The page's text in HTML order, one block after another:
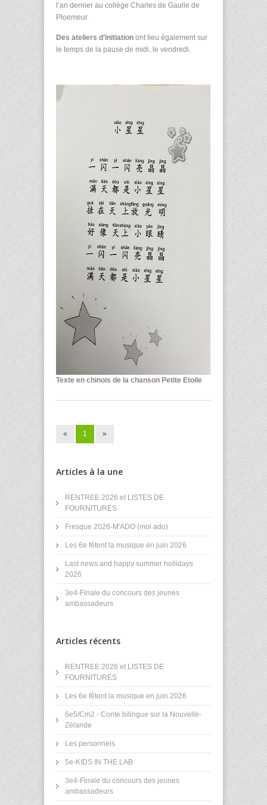
l’an dernier au collège Charles de Gaulle de
Ploemeur.
Des ateliers d’initiation ont lieu également sur
le temps de la pause de midi, le vendredi.
Texte en chinois de la chanson Petite Etoile
« 1 »
Articles à la une
RENTREE 2026 et LISTES DE
FOURNITURES
Fresque 2026-M'ADO (moi ado)
Les 6e fêtent la musique en juin 2026
Last news and happy summer hollidays
2026
3e4-Finale du concours des jeunes
ambassadeurs
Articles récents
RENTREE 2026 et LISTES DE
FOURNITURES
Les 6e fêtent la musique en juin 2026
6e5/Cm2 - Conte bilingue sur la Nouvelle-
Zélande
Les personnels
5e-KIDS IN THE LAB
3e4-Finale du concours des jeunes
ambassadeurs